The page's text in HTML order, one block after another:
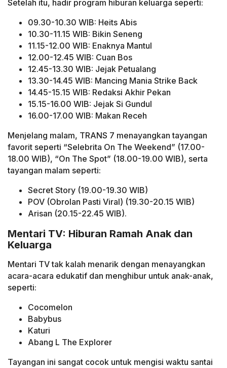
Setelah itu, hadir program hiburan keluarga seperti:
09.30-10.30 WIB: Heits Abis
10.30-11.15 WIB: Bikin Seneng
11.15-12.00 WIB: Enaknya Mantul
12.00-12.45 WIB: Cuan Bos
12.45-13.30 WIB: Jejak Petualang
13.30-14.45 WIB: Mancing Mania Strike Back
14.45-15.15 WIB: Redaksi Akhir Pekan
15.15-16.00 WIB: Jejak Si Gundul
16.00-17.00 WIB: Makan Receh
Menjelang malam, TRANS 7 menayangkan tayangan
favorit seperti “Selebrita On The Weekend” (17.00-
18.00 WIB), “On The Spot” (18.00-19.00 WIB), serta
tayangan malam seperti:
Secret Story (19.00-19.30 WIB)
POV (Obrolan Pasti Viral) (19.30-20.15 WIB)
Arisan (20.15-22.45 WIB).
Mentari TV: Hiburan Ramah Anak dan
Keluarga
Mentari TV tak kalah menarik dengan menayangkan
acara-acara edukatif dan menghibur untuk anak-anak,
seperti:
Cocomelon
Babybus
Katuri
Abang L The Explorer
Tayangan ini sangat cocok untuk mengisi waktu santai